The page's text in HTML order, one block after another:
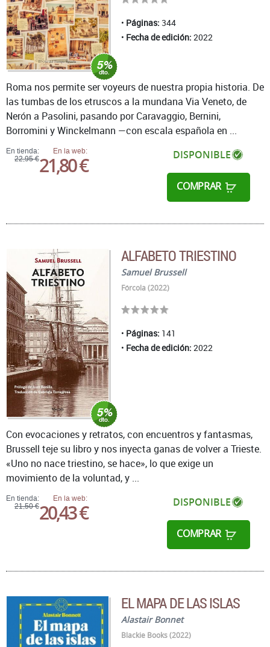
Páginas: 344
Fecha de edición: 2022
En tienda:
22,95 €
En la web:
21,80 € DISPONIBLE
COMPRAR
Roma nos permite ser voyeurs de nuestra propia historia. De
las tumbas de los etruscos a la mundana Via Veneto, de
Nerón a Pasolini, pasando por Caravaggio, Bernini,
Borromini y Winckelmann —con escala española en ...
ALFABETO TRIESTINO
Samuel Brussell
Fórcola (2022)
Páginas: 141
Fecha de edición: 2022
En tienda:
21,50 €
En la web:
20,43 € DISPONIBLE
COMPRAR
Con evocaciones y retratos, con encuentros y fantasmas,
Brussell teje su libro y nos inyecta ganas de volver a Trieste.
«Uno no nace triestino, se hace», lo que exige un
movimiento de la voluntad, y ...
EL MAPA DE LAS ISLAS
Alastair Bonnet
Blackie Books (2022)